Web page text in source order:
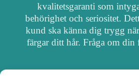
kvalitetsgaranti som
behörighet och seriositet.
kund ska känna dig trygg
färgar ditt hår. Fråga om din